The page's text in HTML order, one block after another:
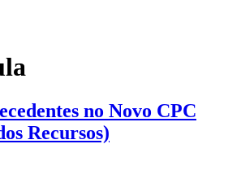
no Novo CPC
Recursos)